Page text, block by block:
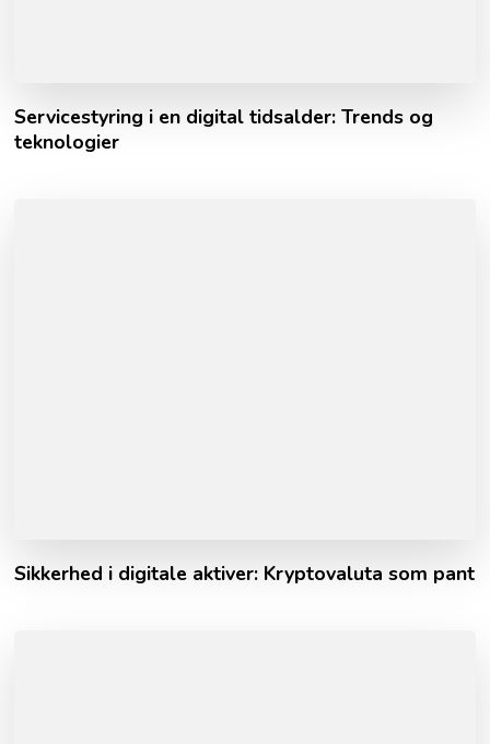
Servicestyring i en digital tidsalder: Trends og
teknologier
Sikkerhed i digitale aktiver: Kryptovaluta som pant